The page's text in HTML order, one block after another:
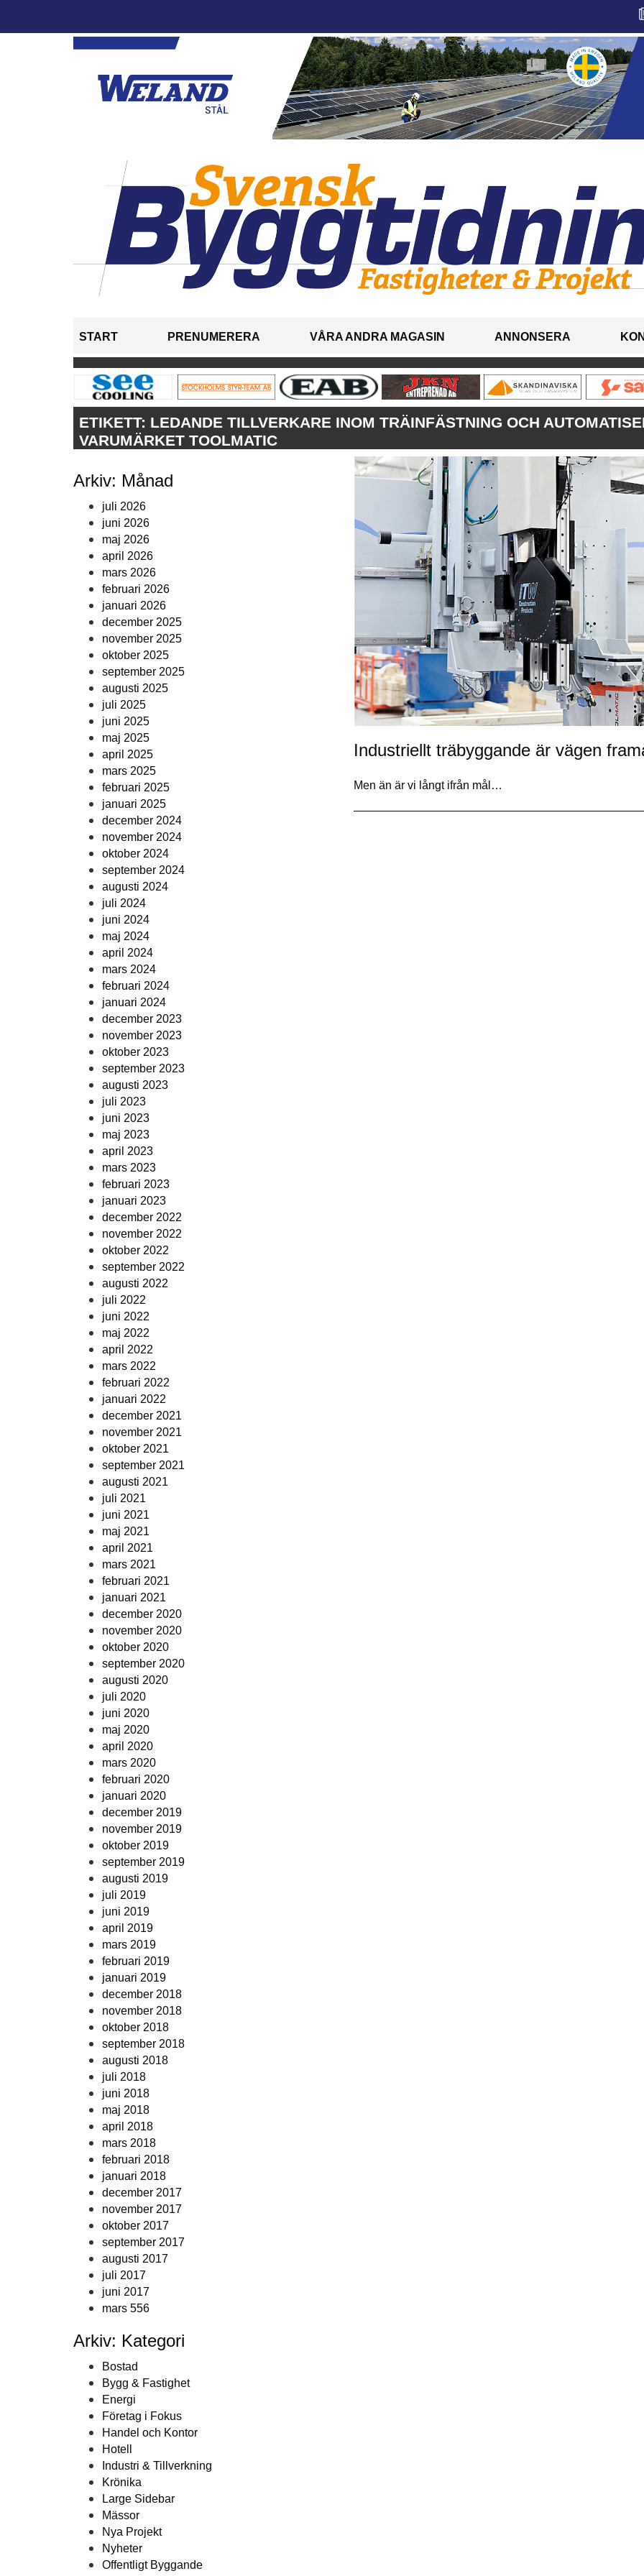
START PRENUMERERA VÅRA ANDRA MAGASIN ANNONSERA
ETIKETT: LEDANDE TILLVERKARE INOM TRÄINFÄSTNING OCH
VARUMÄRKET TOOLMATIC
Arkiv: Månad
juli 2026
juni 2026
maj 2026
april 2026
mars 2026
februari 2026
januari 2026
december 2025
november 2025
oktober 2025
september 2025
augusti 2025
juli 2025
juni 2025
maj 2025
april 2025
mars 2025
februari 2025
januari 2025
december 2024
november 2024
oktober 2024
september 2024
augusti 2024
juli 2024
juni 2024
maj 2024
april 2024
mars 2024
februari 2024
januari 2024
december 2023
november 2023
oktober 2023
september 2023
augusti 2023
juli 2023
juni 2023
maj 2023
april 2023
mars 2023
februari 2023
januari 2023
december 2022
november 2022
oktober 2022
september 2022
augusti 2022
juli 2022
juni 2022
maj 2022
april 2022
mars 2022
februari 2022
januari 2022
december 2021
november 2021
oktober 2021
september 2021
augusti 2021
juli 2021
juni 2021
maj 2021
april 2021
mars 2021
februari 2021
januari 2021
december 2020
november 2020
oktober 2020
september 2020
augusti 2020
juli 2020
juni 2020
maj 2020
april 2020
mars 2020
februari 2020
januari 2020
december 2019
november 2019
oktober 2019
september 2019
augusti 2019
juli 2019
juni 2019
april 2019
mars 2019
februari 2019
januari 2019
december 2018
november 2018
oktober 2018
september 2018
augusti 2018
juli 2018
juni 2018
maj 2018
april 2018
mars 2018
februari 2018
januari 2018
december 2017
november 2017
oktober 2017
september 2017
augusti 2017
juli 2017
juni 2017
mars 556
Arkiv: Kategori
Bostad
Bygg & Fastighet
Energi
Företag i Fokus
Handel och Kontor
Hotell
Industri & Tillverkning
Krönika
Large Sidebar
Mässor
Nya Projekt
Nyheter
Offentligt Byggande
Industriellt träbyggande är vägen
Men än är vi långt ifrån mål…